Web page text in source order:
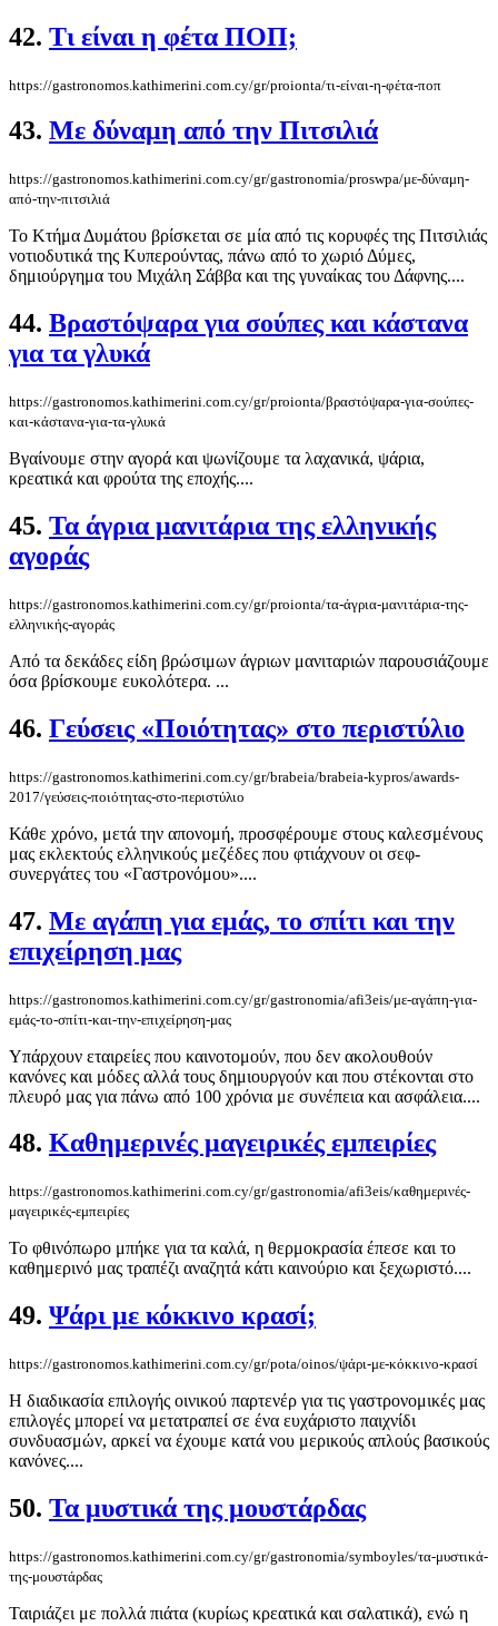
42. Τι είναι η φέτα ΠΟΠ;
https://gastronomos.kathimerini.com.cy/gr/proionta/τι-είναι-η-φέτα-ποπ
43. Με δύναμη από την Πιτσιλιά
https://gastronomos.kathimerini.com.cy/gr/gastronomia/proswpa/με-δύναμη-
από-την-πιτσιλιά
Το Κτήμα Δυμάτου βρίσκεται σε μία από τις κορυφές της Πιτσιλιάς
νοτιοδυτικά της Κυπερούντας, πάνω από το χωριό Δύμες,
δημιούργημα του Μιχάλη Σάββα και της γυναίκας του Δάφνης....
44. Βραστόψαρα για σούπες και κάστανα
για τα γλυκά
https://gastronomos.kathimerini.com.cy/gr/proionta/βραστόψαρα-για-σούπες-
και-κάστανα-για-τα-γλυκά
Βγαίνουμε στην αγορά και ψωνίζουμε τα λαχανικά, ψάρια,
κρεατικά και φρούτα της εποχής....
45. Τα άγρια μανιτάρια της ελληνικής
αγοράς
https://gastronomos.kathimerini.com.cy/gr/proionta/τα-άγρια-μανιτάρια-της-
ελληνικής-αγοράς
Από τα δεκάδες είδη βρώσιμων άγριων μανιταριών παρουσιάζουμε
όσα βρίσκουμε ευκολότερα. ...
46. Γεύσεις «Ποιότητας» στο περιστύλιο
https://gastronomos.kathimerini.com.cy/gr/brabeia/brabeia-kypros/awards-
2017/γεύσεις-ποιότητας-στο-περιστύλιο
Κάθε χρόνο, μετά την απονομή, προσφέρουμε στους καλεσμένους
μας εκλεκτούς ελληνικούς μεζέδες που φτιάχνουν οι σεφ-
συνεργάτες του «Γαστρονόμου»....
47. Με αγάπη για εμάς, το σπίτι και την
επιχείρηση μας
https://gastronomos.kathimerini.com.cy/gr/gastronomia/afi3eis/με-αγάπη-για-
εμάς-το-σπίτι-και-την-επιχείρηση-μας
Yπάρχουν εταιρείες που καινοτομούν, που δεν ακολουθούν
κανόνες και μόδες αλλά τους δημιουργούν και που στέκονται στο
πλευρό μας για πάνω από 100 χρόνια με συνέπεια και ασφάλεια....
48. Καθημερινές μαγειρικές εμπειρίες
https://gastronomos.kathimerini.com.cy/gr/gastronomia/afi3eis/καθημερινές-
μαγειρικές-εμπειρίες
Το φθινόπωρο μπήκε για τα καλά, η θερμοκρασία έπεσε και το
καθημερινό μας τραπέζι αναζητά κάτι καινούριο και ξεχωριστό....
49. Ψάρι με κόκκινο κρασί;
https://gastronomos.kathimerini.com.cy/gr/pota/oinos/ψάρι-με-κόκκινο-κρασί
Η διαδικασία επιλογής οινικού παρτενέρ για τις γαστρονομικές μας
επιλογές μπορεί να μετατραπεί σε ένα ευχάριστο παιχνίδι
συνδυασμών, αρκεί να έχουμε κατά νου μερικούς απλούς βασικούς
κανόνες....
50. Τα μυστικά της μουστάρδας
https://gastronomos.kathimerini.com.cy/gr/gastronomia/symboyles/τα-μυστικά-
της-μουστάρδας
Ταιριάζει με πολλά πιάτα (κυρίως κρεατικά και σαλατικά), ενώ η